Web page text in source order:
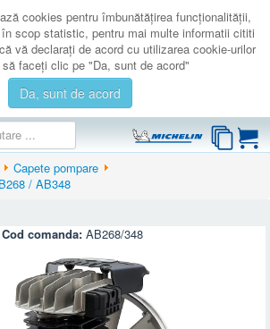
cookies pentru îmbunătăţirea funcţionalităţii,
scop statistic, pentru mai multe informatii cititi
vă declaraţi de acord cu utilizarea cookie-urilor
faceţi clic pe "Da, sunt de acord"
Da, sunt de acord
Capete pompare
/ AB348
Cod comanda: AB268/348